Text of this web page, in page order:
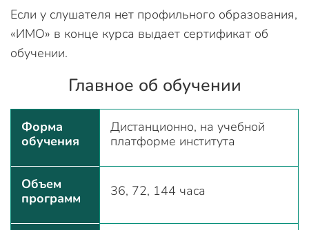
Если у слушателя нет профильного образования,
«ИМО» в конце курса выдает сертификат об
обучении.
Главное об обучении
Форма
обучения
Дистанционно, на учебной
платформе института
Объем
программ
36, 72, 144 часа